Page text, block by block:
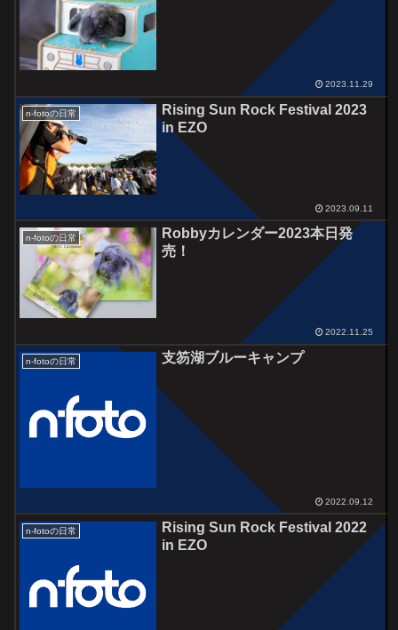
2023.11.29
n-fotoの日常
Rising Sun Rock Festival 2023
in EZO
2023.09.11
n-fotoの日常
Robbyカレンダー2023本日発
売！
2022.11.25
n-fotoの日常 支笏湖ブルーキャンプ
2022.09.12
n-fotoの日常
Rising Sun Rock Festival 2022
in EZO